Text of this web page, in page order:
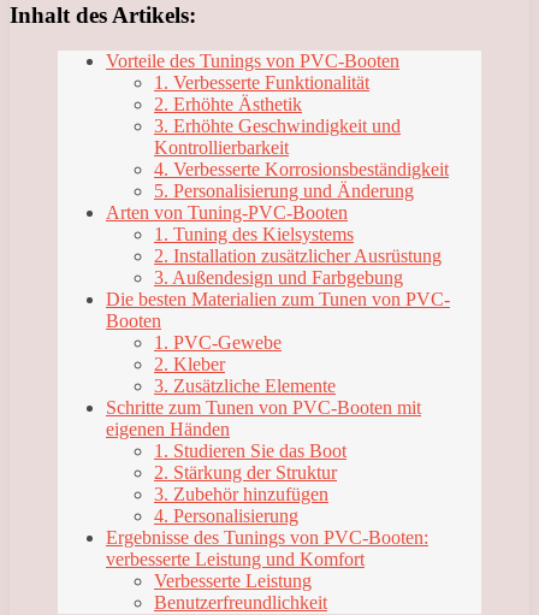
Inhalt des Artikels:
Vorteile des Tunings von PVC-Booten
1. Verbesserte Funktionalität
2. Erhöhte Ästhetik
3. Erhöhte Geschwindigkeit und
Kontrollierbarkeit
4. Verbesserte Korrosionsbeständigkeit
5. Personalisierung und Änderung
Arten von Tuning-PVC-Booten
1. Tuning des Kielsystems
2. Installation zusätzlicher Ausrüstung
3. Außendesign und Farbgebung
Die besten Materialien zum Tunen von PVC-
Booten
1. PVC-Gewebe
2. Kleber
3. Zusätzliche Elemente
Schritte zum Tunen von PVC-Booten mit
eigenen Händen
1. Studieren Sie das Boot
2. Stärkung der Struktur
3. Zubehör hinzufügen
4. Personalisierung
Ergebnisse des Tunings von PVC-Booten:
verbesserte Leistung und Komfort
Verbesserte Leistung
Benutzerfreundlichkeit